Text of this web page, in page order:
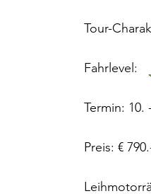
Tour-
Fahrlevel:
Termin: 10.
Preis: €